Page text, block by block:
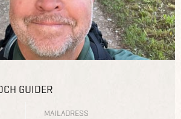
GUIDER
MAILADRESS